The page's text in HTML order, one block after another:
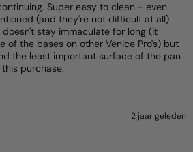
Super easy to clean - even
(and they're not difficult at all).
stay immaculate for long (it
of the bases on other Venice Pro's) but
the least important surface of the pan
purchase.
2 jaar geleden